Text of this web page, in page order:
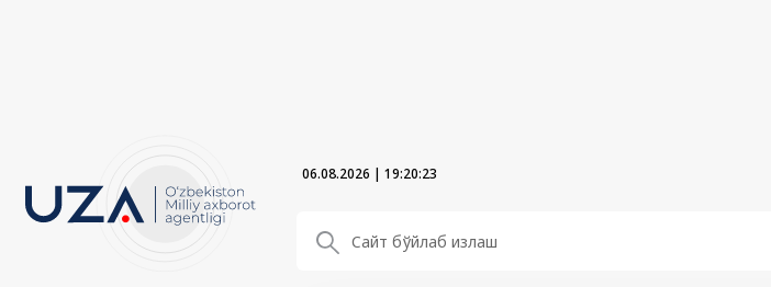
06.08.2026 | 19:20:24